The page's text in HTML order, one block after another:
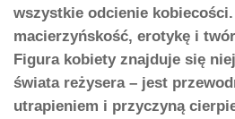
wszystkie odcienie
macierzyńskość, erotykę i
Figura kobiety znajduje się
świata reżysera – jest
utrapieniem i przyczyną